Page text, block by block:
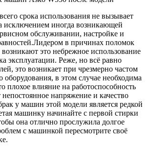
срока использования не вызывает
исключением иногда возникающей
обслуживании, настройке и
в причинах поломок
это небрежное использование
эксплуатации. Реже, но всё равно
это возникает при чрезмерно частом
в этом случае необходима
плохое влияние на работоспособность
непостоянное напряжение и качество
у машин этой модели является редкой
машинку начинайте с первой стирки
она отлично прослужила долгое
с машинкой пересмотрите своё